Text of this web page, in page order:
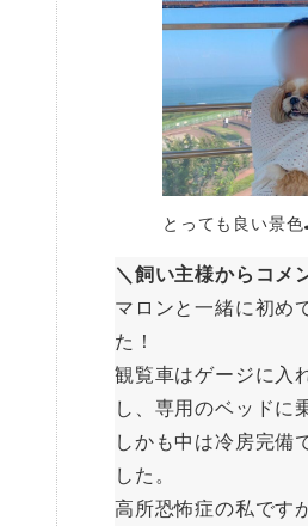
とっても良い景
＼飼い主様からコメ
マロンと一緒に初め
た！
観覧車はゲージに入
し、専用のベッドに
しかも中は冷房完備
した。
高所恐怖症の私です